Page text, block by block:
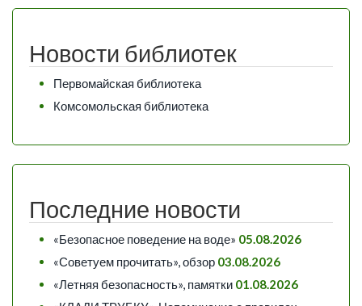
Новости библиотек
Первомайская библиотека
Комсомольская библиотека
Последние новости
«Безопасное поведение на воде» 05.08.2026
«Советуем прочитать», обзор 03.08.2026
«Летняя безопасность», памятки 01.08.2026